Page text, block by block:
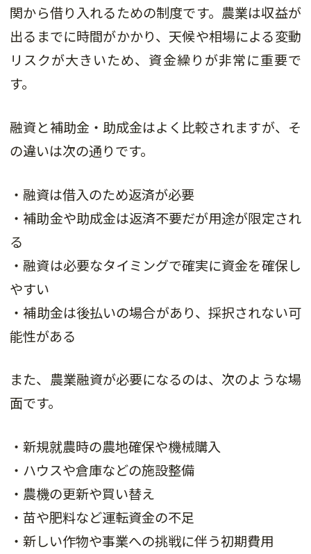
関から借り入れるための制度です。農業は収益が
出るまでに時間がかかり、天候や相場による変動
リスクが大きいため、資金繰りが非常に重要で
す。
融資と補助金・助成金はよく比較されますが、そ
の違いは次の通りです。
・融資は借入のため返済が必要
・補助金や助成金は返済不要だが用途が限定され
る
・融資は必要なタイミングで確実に資金を確保し
やすい
・補助金は後払いの場合があり、採択されない可
能性がある
また、農業融資が必要になるのは、次のような場
面です。
・新規就農時の農地確保や機械購入
・ハウスや倉庫などの施設整備
・農機の更新や買い替え
・苗や肥料など運転資金の不足
・新しい作物や事業への挑戦に伴う初期費用